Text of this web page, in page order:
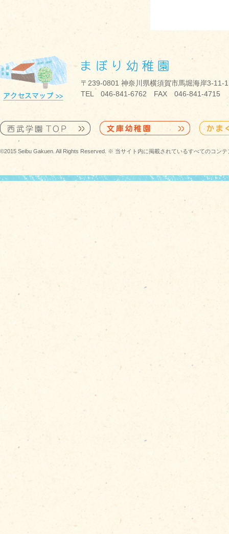
〒239-0801 神奈川県横須賀市馬堀海岸3-11-1
TEL 046-841-6762 FAX 046-841-4715
©2015 Seibu Gakuen. All Rights Reserved. ※ 当サイト内に掲載されているすべてのコン